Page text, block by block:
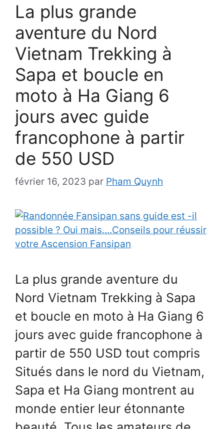
La plus grande
aventure du Nord
Vietnam Trekking à
Sapa et boucle en
moto à Ha Giang 6
jours avec guide
francophone à partir
de 550 USD
février 16, 2023 par Pham Quynh
La plus grande aventure du
Nord Vietnam Trekking à Sapa
et boucle en moto à Ha Giang 6
jours avec guide francophone à
partir de 550 USD tout compris
Situés dans le nord du Vietnam,
Sapa et Ha Giang montrent au
monde entier leur étonnante